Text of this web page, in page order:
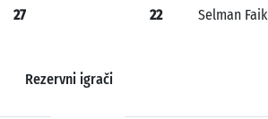
27 22 Selman Faik
Rezervni igrači